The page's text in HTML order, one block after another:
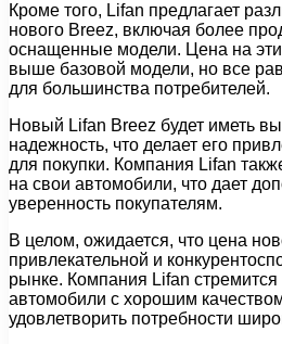
Кроме того, Lifan предлагает
нового Breez, включая более
оснащенные модели. Цена на эти
выше базовой модели, но все
для большинства потребителей.
Новый Lifan Breez будет иметь
надежность, что делает его
для покупки. Компания Lifan
на свои автомобили, что дает
уверенность покупателям.
В целом, ожидается, что цена
привлекательной и
рынке. Компания Lifan
автомобили с хорошим
удовлетворить потребности